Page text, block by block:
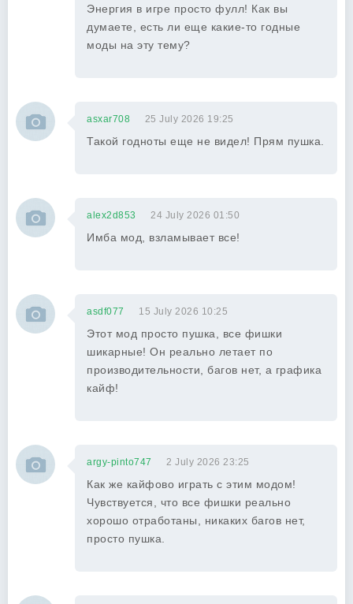
Энергия в игре просто фулл! Как вы
думаете, есть ли еще какие-то годные
моды на эту тему?
asxar708 25 July 2026 19:25
Такой годноты еще не видел! Прям пушка.
alex2d853 24 July 2026 01:50
Имба мод, взламывает все!
asdf077 15 July 2026 10:25
Этот мод просто пушка, все фишки
шикарные! Он реально летает по
производительности, багов нет, а графика
кайф!
argy-pinto747 2 July 2026 23:25
Как же кайфово играть с этим модом!
Чувствуется, что все фишки реально
хорошо отработаны, никаких багов нет,
просто пушка.